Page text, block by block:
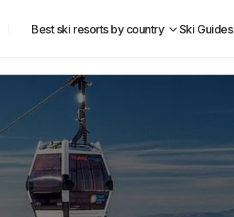
Best ski resorts by country Ski Guides